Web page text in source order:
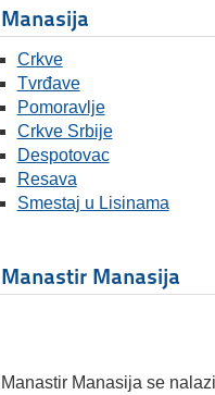
Manasija
Crkve
Tvrđave
Pomoravlje
Crkve Srbije
Despotovac
Resava
Smestaj u Lisinama
Manastir Manasija
Manastir Manasija se